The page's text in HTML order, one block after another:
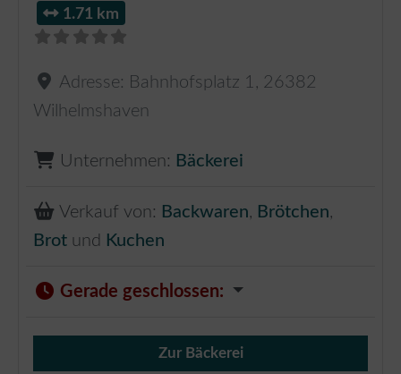
1.71 km
Adresse: Bahnhofsplatz 1 , 26382
Wilhelmshaven
Unternehmen: Bäckerei
Verkauf von: Backwaren, Brötchen,
Brot und Kuchen
Gerade geschlossen:
Verkauf von Brötchen,
Zur Bäckerei